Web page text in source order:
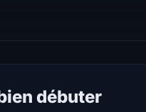
débuter